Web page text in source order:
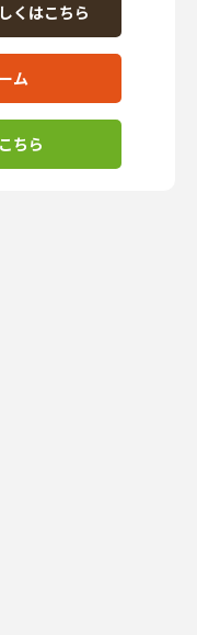
くはこちら
ム
ちら